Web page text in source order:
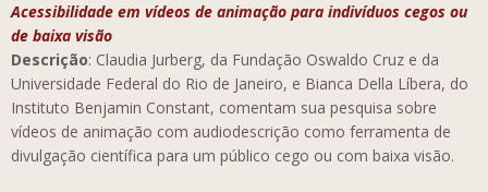
Acessibilidade em vídeos de animação para indivíduos cegos ou
de baixa visão
Descrição: Claudia Jurberg, da Fundação Oswaldo Cruz e da
Universidade Federal do Rio de Janeiro, e Bianca Della Líbera, do
Instituto Benjamin Constant, comentam sua pesquisa sobre
vídeos de animação com audiodescrição como ferramenta de
divulgação científica para um público cego ou com baixa visão.